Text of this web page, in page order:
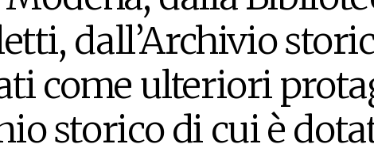
dall’Archivio
come ulteriori
storico di cui è